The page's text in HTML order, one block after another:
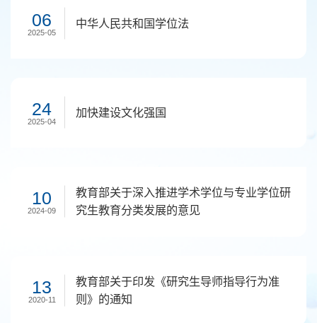
06
2025-05
中华人民共和国学位法
24
2025-04
加快建设文化强国
10
2024-09
教育部关于深入推进学术学位与专业学位研
究生教育分类发展的意见
13
2020-11
教育部关于印发《研究生导师指导行为准
则》的通知